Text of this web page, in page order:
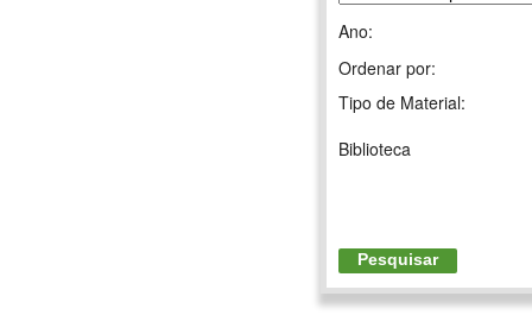
Ano:
Ordenar por:
Tipo de Material:
Biblioteca
Pesquisar